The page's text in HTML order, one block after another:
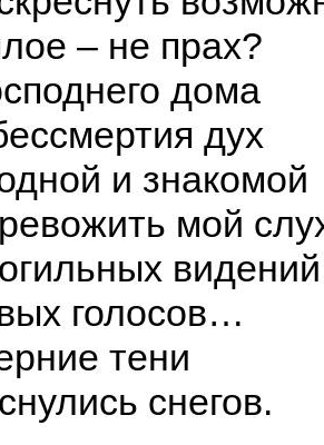
– не прах?
дома
дух
и знакомой
мой
голосов…
тени
снегов.